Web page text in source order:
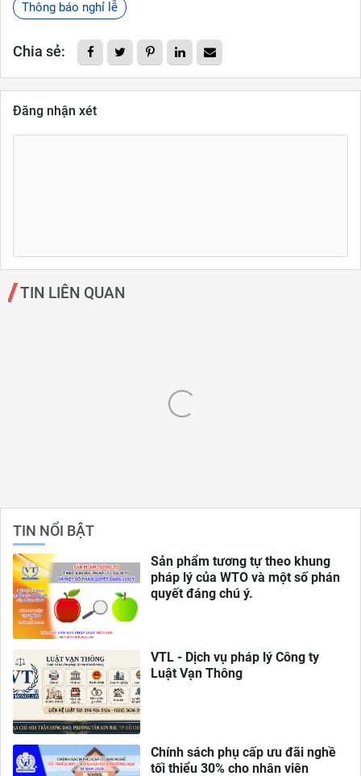
Thông báo nghỉ lễ
Chia sẻ:
Đăng nhận xét
TIN LIÊN QUAN
TIN NỔI BẬT
Sản phẩm tương tự theo khung
pháp lý của WTO và một số phán
quyết đáng chú ý.
VTL - Dịch vụ pháp lý Công ty
Luật Vạn Thông
Chính sách phụ cấp ưu đãi nghề
tối thiểu 30% cho nhân viên